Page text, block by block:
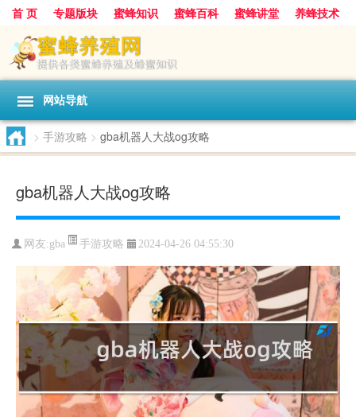
首 页 专题版块 蜜蜂知识 蜜蜂百科 蜜蜂讲堂
养蜂技术
中华蜜蜂
蜂蜜 胡蜂
网站导航
> 手游攻略 > gba机器人大战og攻略
gba机器人大战og攻略
网友:gba 手游攻略 2024-04-26 04:55:30